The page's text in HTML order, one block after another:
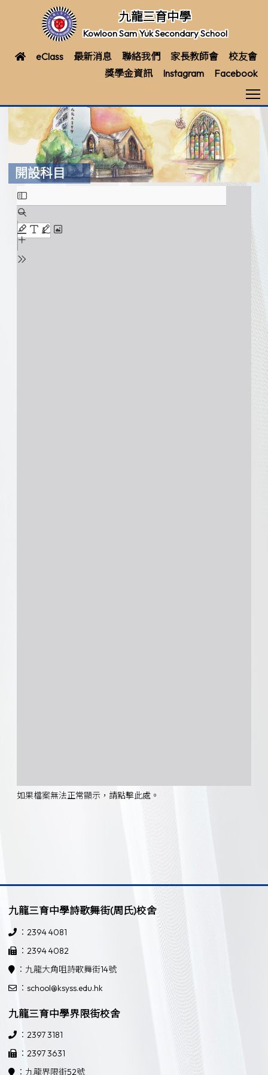
九龍三育中學
Kowloon Sam Yuk Secondary School
eClass 最新消息 聯絡我們 家長教師會
校友會
獎學金資訊
Instagram Facebook
開設科目
如果檔案無法正常顯示，請點擊此處。
九龍三育中學詩歌舞街(周氏)校舍
：2394 4081
：2394 4082
：九龍大角咀詩歌舞街14號
：school@ksyss.edu.hk
九龍三育中學界限街校舍
：2397 3181
：2397 3631
：九龍界限街52號